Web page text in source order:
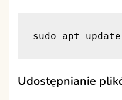
sudo apt
Udostępnianie